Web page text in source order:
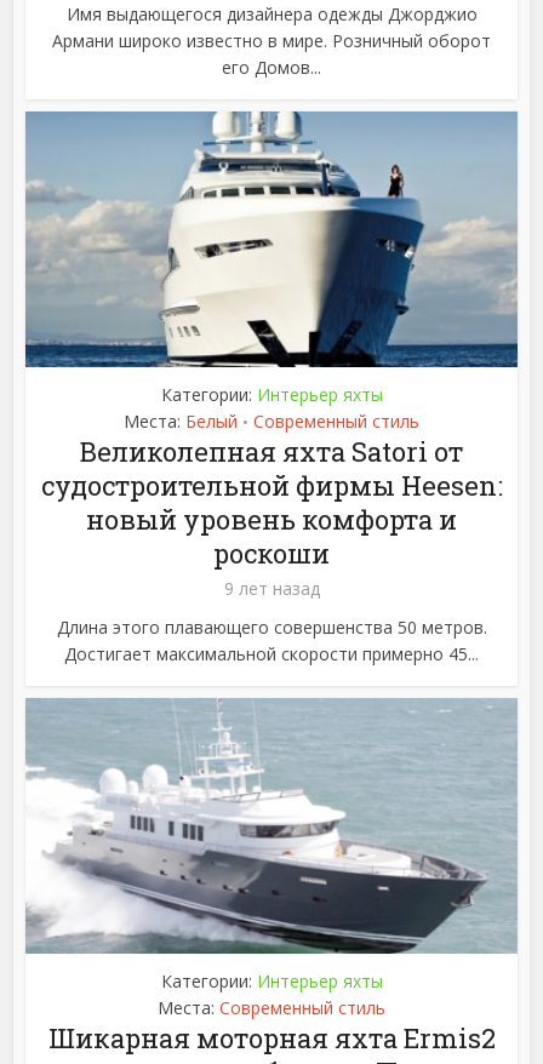
Имя выдающегося дизайнера одежды Джорджио
Армани широко известно в мире. Розничный оборот
его Домов...
Категории: Интерьер яхты
Места: Белый • Современный стиль
Великолепная яхта Satori от
судостроительной фирмы Heesen:
новый уровень комфорта и
роскоши
9 лет назад
Длина этого плавающего совершенства 50 метров.
Достигает максимальной скорости примерно 45...
Категории: Интерьер яхты
Места: Современный стиль
Шикарная моторная яхта Ermis2